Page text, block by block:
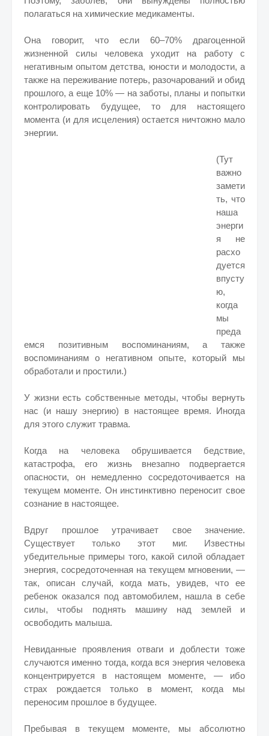
полагаться на химические медикаменты.
Она говорит, что если 60–70% драгоценной
жизненной силы человека уходит на работу с
негативным опытом детства, юности и молодости, а
также на переживание потерь, разочарований и обид
прошлого, а еще 10% — на заботы, планы и попытки
контролировать будущее, то для настоящего
момента (и для исцеления) остается ничтожно мало
энергии.
(Тут
важно
замети
ть, что
наша
энерги
я не
расхо
дуется
впусту
ю,
когда
мы
преда
емся позитивным воспоминаниям, а также
воспоминаниям о негативном опыте, который мы
обработали и простили.)
У жизни есть собственные методы, чтобы вернуть
нас (и нашу энергию) в настоящее время. Иногда
для этого служит травма.
Когда на человека обрушивается бедствие,
катастрофа, его жизнь внезапно подвергается
опасности, он немедленно сосредоточивается на
текущем моменте. Он инстинктивно переносит свое
сознание в настоящее.
Вдруг прошлое утрачивает свое значение.
Существует только этот миг. Известны
убедительные примеры того, какой силой обладает
энергия, сосредоточенная на текущем мгновении, —
так, описан случай, когда мать, увидев, что ее
ребенок оказался под автомобилем, нашла в себе
силы, чтобы поднять машину над землей и
освободить малыша.
Невиданные проявления отваги и доблести тоже
случаются именно тогда, когда вся энергия человека
концентрируется в настоящем моменте, — ибо
страх рождается только в момент, когда мы
переносим прошлое в будущее.
Пребывая в текущем моменте, мы абсолютно